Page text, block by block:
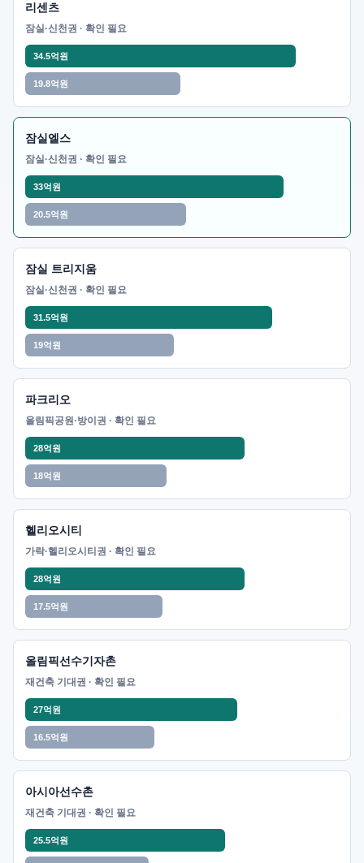
리센츠
잠실·신천권 · 확인 필요
34.5억원
19.8억원
잠실엘스
잠실·신천권 · 확인 필요
33억원
20.5억원
잠실 트리지움
잠실·신천권 · 확인 필요
31.5억원
19억원
파크리오
올림픽공원·방이권 · 확인 필요
28억원
18억원
헬리오시티
가락·헬리오시티권 · 확인 필요
28억원
17.5억원
올림픽선수기자촌
재건축 기대권 · 확인 필요
27억원
16.5억원
아시아선수촌
재건축 기대권 · 확인 필요
25.5억원